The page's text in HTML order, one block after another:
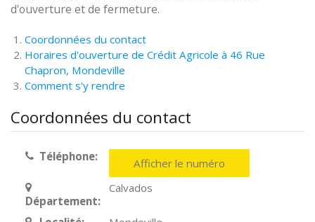
d'ouverture et de fermeture.
Coordonnées du contact
Horaires d'ouverture de Crédit Agricole à 46 Rue
Chapron, Mondeville
Comment s'y rendre
Coordonnées du contact
Téléphone: Afficher le numéro
Département:
Calvados